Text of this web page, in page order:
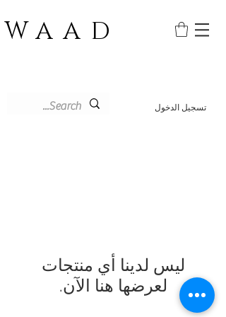
WAAD
تسجيل الدخول
لعرضها هنا الآن.